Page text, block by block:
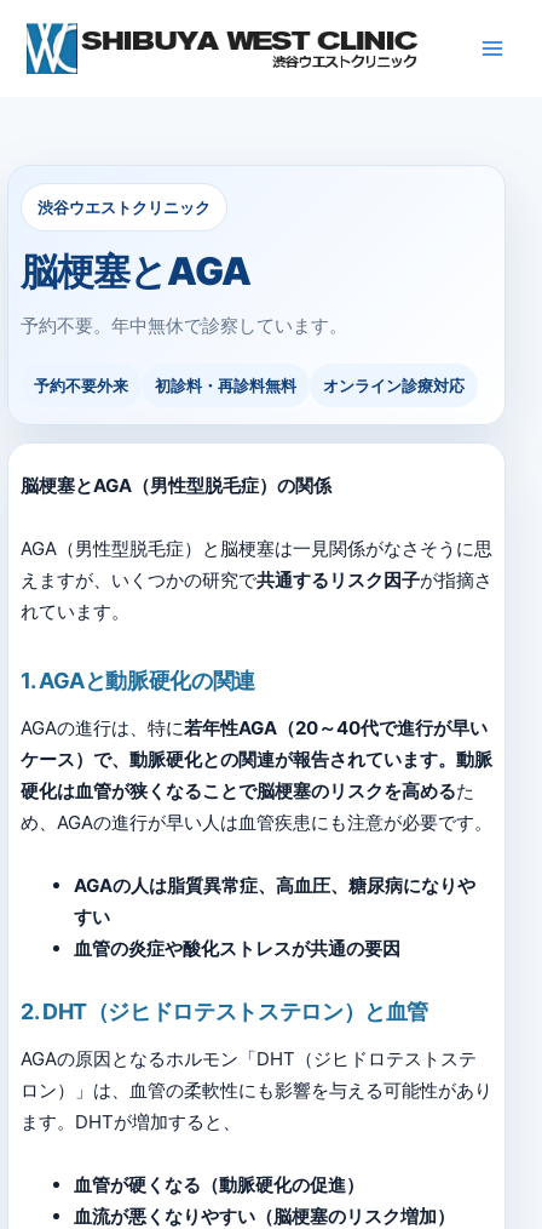
渋谷ウエストクリニック
脳梗塞とAGA
予約不要。年中無休で診察しています。
予約不要外来 初診料・再診料無料 オンライン診療対応
脳梗塞とAGA（男性型脱毛症）の関係
AGA（男性型脱毛症）と脳梗塞は一見関係がなさそうに思
えますが、いくつかの研究で共通するリスク因子が指摘さ
れています。
1. AGAと動脈硬化の関連
AGAの進行は、特に若年性AGA（20～40代で進行が早い
ケース）で、動脈硬化との関連が報告されています。動脈
硬化は血管が狭くなることで脳梗塞のリスクを高めるた
め、AGAの進行が早い人は血管疾患にも注意が必要です。
AGAの人は脂質異常症、高血圧、糖尿病になりや
すい
血管の炎症や酸化ストレスが共通の要因
2. DHT（ジヒドロテストステロン）と血管
AGAの原因となるホルモン「DHT（ジヒドロテストステ
ロン）」は、血管の柔軟性にも影響を与える可能性があり
ます。DHTが増加すると、
血管が硬くなる（動脈硬化の促進）
血流が悪くなりやすい（脳梗塞のリスク増加）